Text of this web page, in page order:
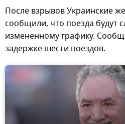
После взрывов Украинские
сообщили, что поезда будут
измененному графику.
задержке шести поездов.